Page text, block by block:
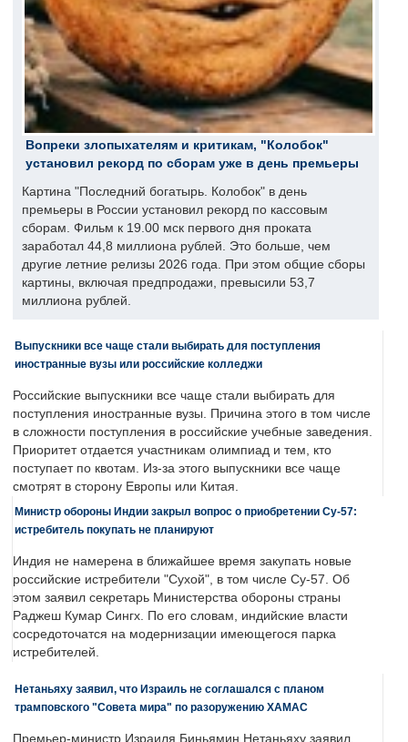
Вопреки злопыхателям и критикам, "Колобок"
установил рекорд по сборам уже в день премьеры
Картина "Последний богатырь. Колобок" в день
премьеры в России установил рекорд по кассовым
сборам. Фильм к 19.00 мск первого дня проката
заработал 44,8 миллиона рублей. Это больше, чем
другие летние релизы 2026 года. При этом общие сборы
картины, включая предпродажи, превысили 53,7
миллиона рублей.
Выпускники все чаще стали выбирать для поступления
иностранные вузы или российские колледжи
Российские выпускники все чаще стали выбирать для
поступления иностранные вузы. Причина этого в том числе
в сложности поступления в российские учебные заведения.
Приоритет отдается участникам олимпиад и тем, кто
поступает по квотам. Из-за этого выпускники все чаще
смотрят в сторону Европы или Китая.
Министр обороны Индии закрыл вопрос о приобретении Су-57:
истребитель покупать не планируют
Индия не намерена в ближайшее время закупать новые
российские истребители "Сухой", в том числе Су-57. Об
этом заявил секретарь Министерства обороны страны
Раджеш Кумар Сингх. По его словам, индийские власти
сосредоточатся на модернизации имеющегося парка
истребителей.
Нетаньяху заявил, что Израиль не соглашался с планом
трамповского "Совета мира" по разоружению ХАМАС
Премьер-министр Израиля Биньямин Нетаньяху заявил,